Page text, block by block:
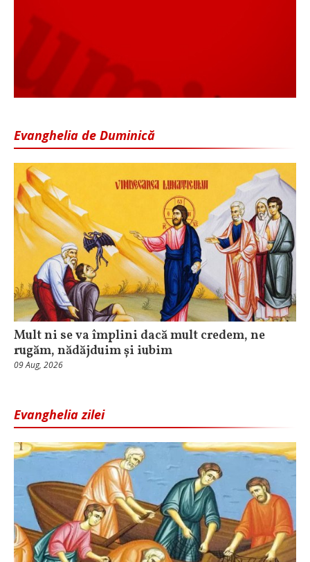
Evanghelia de Duminică
Mult ni se va împlini dacă mult credem, ne
rugăm, nădăjduim și iubim
09 Aug, 2026
Evanghelia zilei